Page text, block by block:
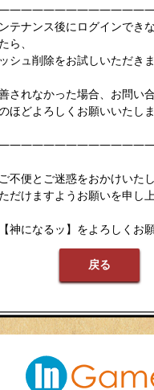
テナンス後にログインでき
ら、
シュ削除をお試しいただき
されなかった場合、お問い
ほどよろしくお願いいたしま
不便とご迷惑をおかけいたし
だけますようお願いを申し上
神になるッ】をよろしくお
戻る